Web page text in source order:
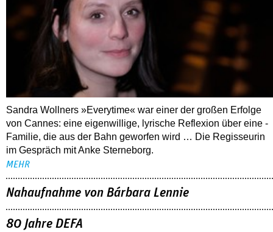
Sandra Wollners »Everytime« war einer der großen Erfolge
von Cannes: eine eigenwillige, lyrische Reflexion über eine ­
Familie, die aus der Bahn geworfen wird … Die Regisseurin
im Gespräch mit Anke Sterneborg.
MEHR
Nahaufnahme von Bárbara Lennie
80 Jahre DEFA